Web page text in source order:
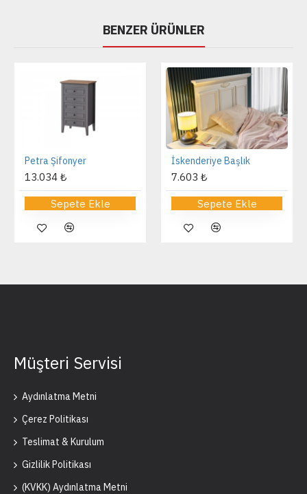
BENZER ÜRÜNLER
Petra Şifonyer
13.034 ₺
Sepete Ekle
İskenderiye Başlık
7.603 ₺
Sepete Ekle
Müşteri Servisi
Aydınlatma Metni
Çerez Politikası
Teslimat & Kurulum
Gizlilik Politikası
(KVKK) Aydınlatma Metni